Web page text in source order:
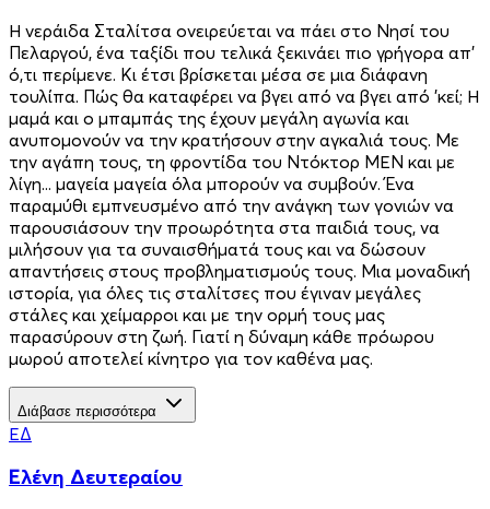
Η νεράιδα Σταλίτσα ονειρεύεται να πάει στο Νησί του
Πελαργού, ένα ταξίδι που τελικά ξεκινάει πιο γρήγορα απ’
ό,τι περίμενε. Κι έτσι βρίσκεται μέσα σε μια διάφανη
τουλίπα. Πώς θα καταφέρει να βγει από να βγει από ’κεί; Η
μαμά και ο μπαμπάς της έχουν μεγάλη αγωνία και
ανυπομονούν να την κρατήσουν στην αγκαλιά τους. Με
την αγάπη τους, τη φροντίδα του Ντόκτορ ΜΕΝ και με
λίγη... μαγεία μαγεία όλα μπορούν να συμβούν. Ένα
παραμύθι εμπνευσμένο από την ανάγκη των γονιών να
παρουσιάσουν την προωρότητα στα παιδιά τους, να
μιλήσουν για τα συναισθήματά τους και να δώσουν
απαντήσεις στους προβληματισμούς τους. Μια μοναδική
ιστορία, για όλες τις σταλίτσες που έγιναν μεγάλες
στάλες και χείμαρροι και με την ορμή τους μας
παρασύρουν στη ζωή. Γιατί η δύναμη κάθε πρόωρου
μωρού αποτελεί κίνητρο για τον καθένα μας.
Διάβασε περισσότερα
ΕΔ
Ελένη Δευτεραίου